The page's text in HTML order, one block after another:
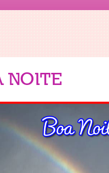
NOITE